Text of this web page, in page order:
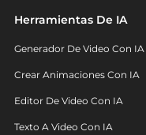
Herramientas De IA
Generador De Video Con IA
Crear Animaciones Con IA
Editor De Video Con IA
Texto A Video Con IA